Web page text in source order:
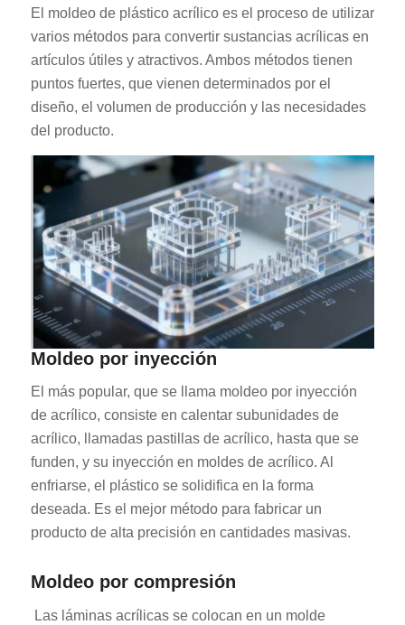
El moldeo de plástico acrílico es el proceso de utilizar
varios métodos para convertir sustancias acrílicas en
artículos útiles y atractivos. Ambos métodos tienen
puntos fuertes, que vienen determinados por el
diseño, el volumen de producción y las necesidades
del producto.
Moldeo por inyección
El más popular, que se llama moldeo por inyección
de acrílico, consiste en calentar subunidades de
acrílico, llamadas pastillas de acrílico, hasta que se
funden, y su inyección en moldes de acrílico. Al
enfriarse, el plástico se solidifica en la forma
deseada. Es el mejor método para fabricar un
producto de alta precisión en cantidades masivas.
Moldeo por compresión
Las láminas acrílicas se colocan en un molde